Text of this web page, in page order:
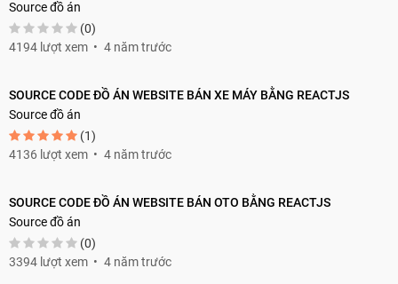
Source đồ án
(0)
4194 lượt xem
4 năm trước
SOURCE CODE ĐỒ ÁN WEBSITE BÁN XE MÁY BẰNG REACTJS
Source đồ án
(1)
4136 lượt xem
4 năm trước
SOURCE CODE ĐỒ ÁN WEBSITE BÁN OTO BẰNG REACTJS
Source đồ án
(0)
3394 lượt xem
4 năm trước